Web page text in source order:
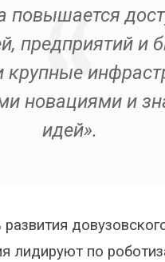
повышается
предприятий и
новациями и
идей».
развития
лидируют по